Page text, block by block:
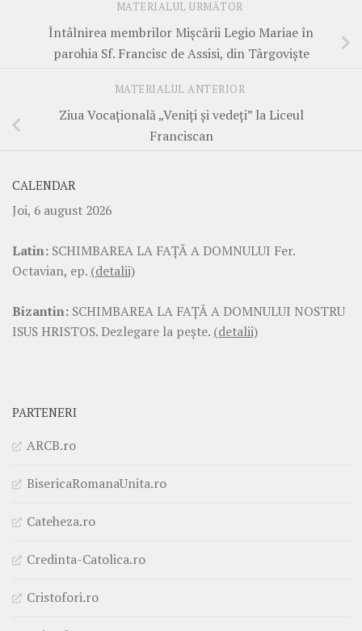
MATERIALUL URMĂTOR
Întâlnirea membrilor Mișcării Legio Mariae în
parohia Sf. Francisc de Assisi, din Târgoviște
MATERIALUL ANTERIOR
Ziua Vocațională „Veniți și vedeți” la Liceul
Franciscan
CALENDAR
Joi, 6 august 2026
Latin: SCHIMBAREA LA FAŢĂ A DOMNULUI Fer.
Octavian, ep. (detalii)
Bizantin: SCHIMBAREA LA FAŢĂ A DOMNULUI NOSTRU
ISUS HRISTOS. Dezlegare la pește. (detalii)
PARTENERI
ARCB.ro
BisericaRomanaUnita.ro
Cateheza.ro
Credinta-Catolica.ro
Cristofori.ro